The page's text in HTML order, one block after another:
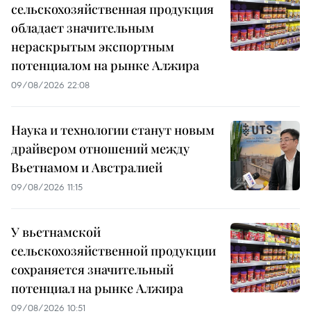
сельскохозяйственная продукция
обладает значительным
нераскрытым экспортным
потенциалом на рынке Алжира
09/08/2026 22:08
Наука и технологии станут новым
драйвером отношений между
Вьетнамом и Австралией
09/08/2026 11:15
У вьетнамской
сельскохозяйственной продукции
сохраняется значительный
потенциал на рынке Алжира
09/08/2026 10:51